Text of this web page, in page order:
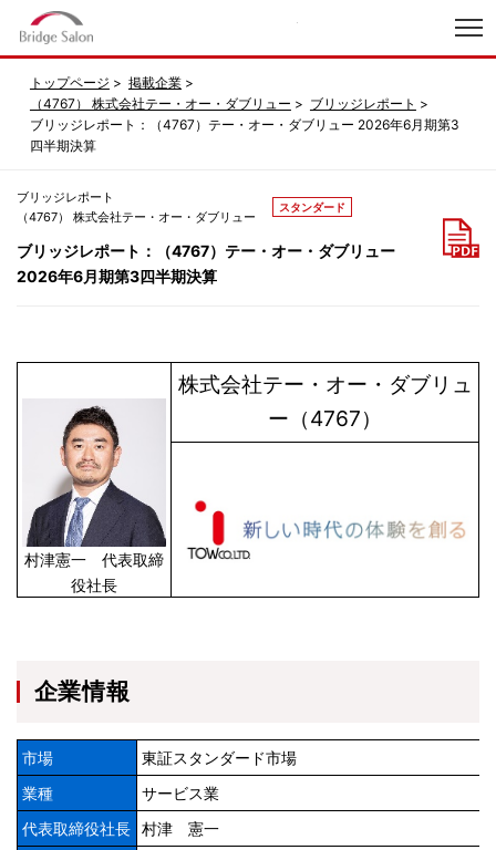
トップページ
掲載企業
（4767） 株式会社テー・オー・ダブリュー
ブリッジレポート
ブリッジレポート：（4767）テー・オー・ダブリュー 2026年6月期第3
四半期決算
ブリッジレポート
（4767） 株式会社テー・オー・ダブリュー
スタンダード
ブリッジレポート：（4767）テー・オー・ダブリュー
2026年6月期第3四半期決算
村津憲一 代表取締
役社長
株式会社テー・オー・ダブリュ
ー（4767）
企業情報
市場
東証スタンダード市場
業種
サービス業
代表取締役社長
村津 憲一